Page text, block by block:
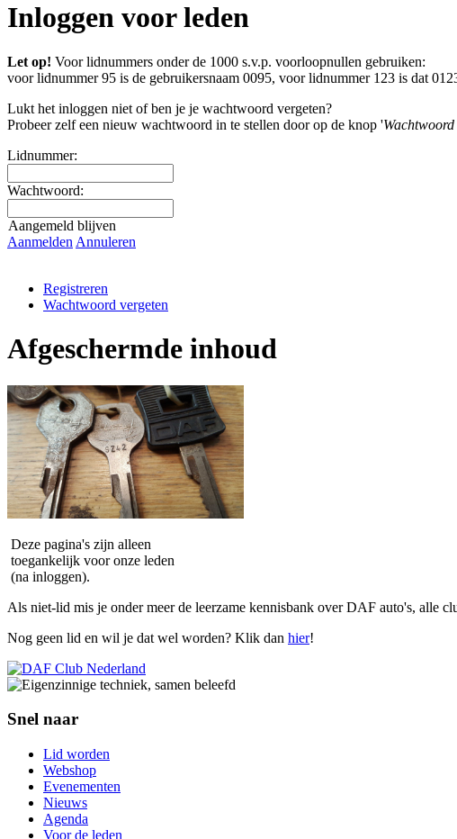
Inloggen voor leden
Let op! Voor lidnummers onder de 1000 s.v.p. voorloopnullen gebruiken:
voor lidnummer 95 is de gebruikersnaam 0095, voor lidnummer 123 is dat
Lukt het inloggen niet of ben je je wachtwoord vergeten?
Probeer zelf een nieuw wachtwoord in te stellen door op de knop 'Wachtwoord
Lidnummer:
Wachtwoord:
Aangemeld blijven
Aanmelden Annuleren
Registreren
Wachtwoord vergeten
Afgeschermde inhoud
Deze pagina's zijn alleen
toegankelijk voor onze leden
(na inloggen).
Als niet-lid mis je onder meer de leerzame kennisbank over DAF auto's, alle
Nog geen lid en wil je dat wel worden? Klik dan hier!
Snel naar
Lid worden
Webshop
Evenementen
Nieuws
Agenda
Voor de leden